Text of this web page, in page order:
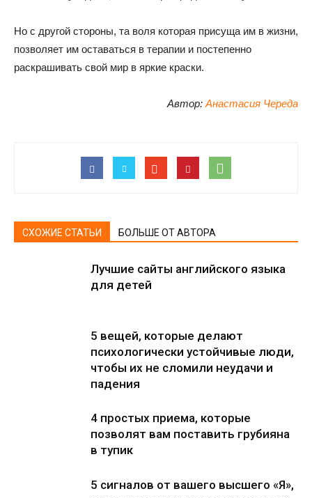
Но с другой стороны, та воля которая присуща им в жизни,
позволяет им оставаться в терапии и постепенно
раскрашивать свой мир в яркие краски.
Автор: Анастасия Череда
СХОЖИЕ СТАТЬИ БОЛЬШЕ ОТ АВТОРА
Лучшие сайты английского языка
для детей
5 вещей, которые делают
психологически устойчивые люди,
чтобы их не сломили неудачи и
падения
4 простых приема, которые
позволят вам поставить грубияна
в тупик
5 сигналов от вашего высшего «Я»,